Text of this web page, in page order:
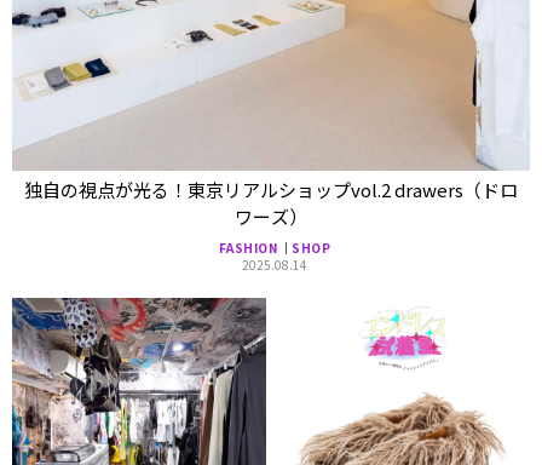
独自の視点が光る！東京リアルショップvol.2 drawers（ドロ
ワーズ）
FASHION
SHOP
2025.08.14